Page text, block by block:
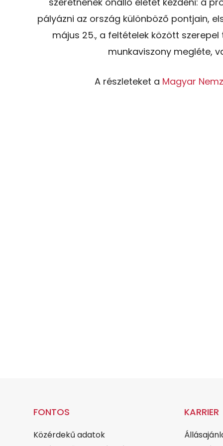
pályázni az ország különböző pontjain,
május 25., a feltételek között
munkaviszony megléte,
A részleteket a Magyar
FONTOS
Közérdekű adatok
KARRIER